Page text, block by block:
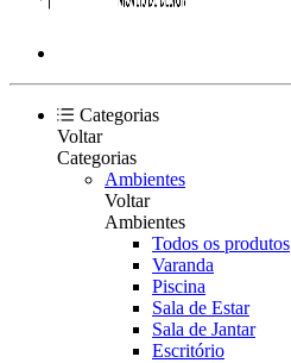
Categorias
Voltar
Categorias
Ambientes
Voltar
Ambientes
Todos os produtos
Varanda
Piscina
Sala de Estar
Sala de Jantar
Escritório